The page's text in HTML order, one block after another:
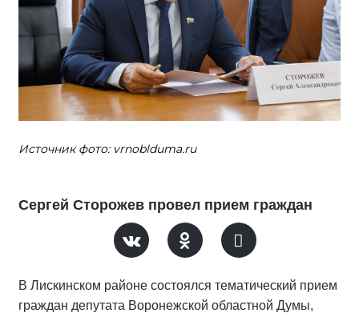
Источник фото: vrnoblduma.ru
Сергей Сторожев провел прием граждан
В Лискинском районе состоялся тематический прием
граждан депутата Воронежской областной Думы,